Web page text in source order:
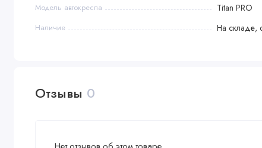
Модель автокресла Titan PRO
Наличие На складе,
Отзывы 0